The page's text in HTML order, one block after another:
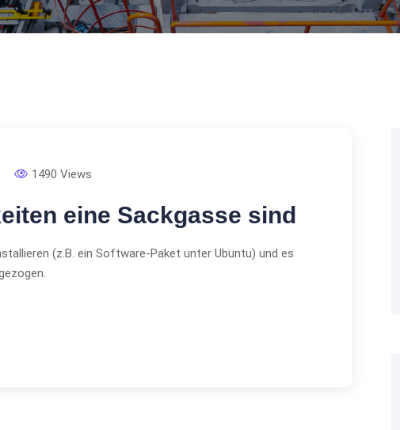
1490 Views
eine Sackgasse sind
(z.B. ein Software-Paket unter Ubuntu) und es